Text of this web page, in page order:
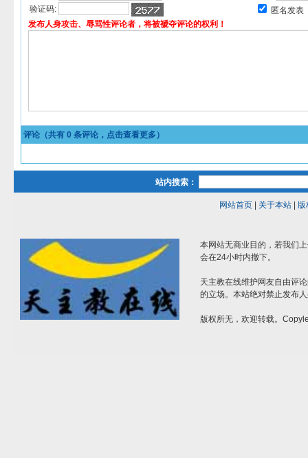
验证码:
匿名发表
发布人身攻击、辱骂性评论者，将被褫夺评论的权利！
评论（共有 0 条评论，点击查看更多）
站内搜索：
网站首页| 关于本站| 版
本网站无商业目的，若我们
会在24小时内撤下。
天主教在线维护网友自由评
的立场。本站绝对禁止发布
版权所无，欢迎转载。